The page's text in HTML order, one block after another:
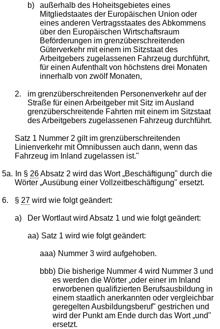
b)
außerhalb des Hoheitsgebietes eines
Mitgliedstaates der Europäischen Union oder
eines anderen Vertragsstaates des Abkommens
über den Europäischen Wirtschaftsraum
Beförderungen im grenzüberschreitenden
Güterverkehr mit einem im Sitzstaat des
Arbeitgebers zugelassenen Fahrzeug durchführt,
für einen Aufenthalt von höchstens drei Monaten
innerhalb von zwölf Monaten,
2.
im grenzüberschreitenden Personenverkehr auf der
Straße für einen Arbeitgeber mit Sitz im Ausland
grenzüberschreitende Fahrten mit einem im Sitzstaat
des Arbeitgebers zugelassenen Fahrzeug durchführt.
Satz 1 Nummer 2 gilt im grenzüberschreitenden
Linienverkehr mit Omnibussen auch dann, wenn das
Fahrzeug im Inland zugelassen ist."
5a. In § 26Absatz 2 wird das Wort „Beschäftigung" durch die
Wörter „Ausübung einer Vollzeitbeschäftigung" ersetzt.
6. § 27 wird wie folgt geändert:
a) Der Wortlaut wird Absatz 1 und wie folgt geändert:
aa) Satz 1 wird wie folgt geändert:
aaa) Nummer 3 wird aufgehoben.
bbb) Die bisherige Nummer 4 wird Nummer 3 und
es werden die Wörter „oder einer im Inland
erworbenen qualifizierten Berufsausbildung in
einem staatlich anerkannten oder vergleichbar
geregelten Ausbildungsberuf" gestrichen und
wird der Punkt am Ende durch das Wort „und"
ersetzt.